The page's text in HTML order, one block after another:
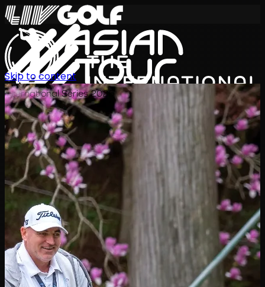
International Series 2026
TH
ตารางการแข่งขัน
นักกอล์ฟอันดับข่าวสารรับชมเกี่ยวกับ
Skip to content